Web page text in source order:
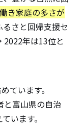
き家庭の多さが
るさと回帰支援セ
年は13位と
ています。
と富山県の自治
います。